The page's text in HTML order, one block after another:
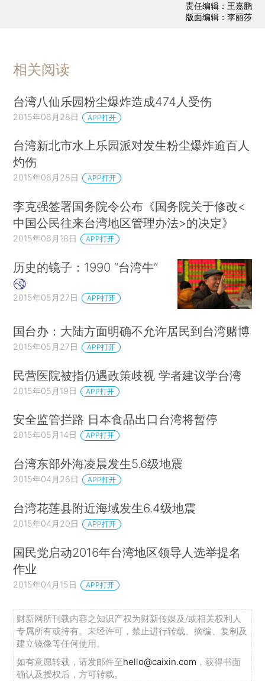
责任编辑：王嘉鹏
版面编辑：李丽莎
相关阅读
台湾八仙乐园粉尘爆炸造成474人受伤
2015年06月28日 APP打开
台湾新北市水上乐园派对发生粉尘爆炸逾百人
灼伤
2015年06月28日 APP打开
李克强签署国务院令公布《国务院关于修改<
中国公民往来台湾地区管理办法>的决定》
2015年06月18日 APP打开
历史的镜子：1990 “台湾牛”
2015年05月27日 APP打开
国台办：大陆方面明确不允许居民到台湾赌博
2015年05月27日 APP打开
民营医院被指仍遇政策歧视 学者建议学台湾
2015年05月19日 APP打开
安全监管拦路 日本食品出口台湾将暂停
2015年05月14日 APP打开
台湾东部外海凌晨发生5.6级地震
2015年04月26日 APP打开
台湾花莲县附近海域发生6.4级地震
2015年04月20日 APP打开
国民党启动2016年台湾地区领导人选举提名
作业
2015年04月15日 APP打开
财新网所刊载内容之知识产权为财新传媒及/或相关权利人
专属所有或持有。未经许可，禁止进行转载、摘编、复制及
建立镜像等任何使用。
如有意愿转载，请发邮件至hello@caixin.com ，获得书面
确认及授权后，方可转载。